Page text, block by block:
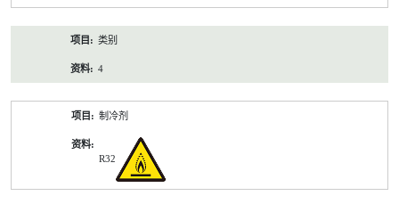
类别
4
制冷剂
R32